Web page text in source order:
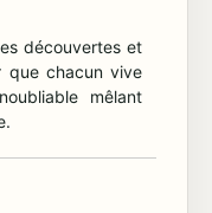
découvertes et
que chacun vive
mêlant